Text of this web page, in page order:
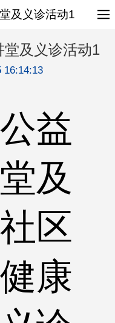
及义诊活动1
及义诊活动1
16:14:13
益
及
区
康